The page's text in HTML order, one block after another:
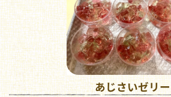
あじさいゼリー